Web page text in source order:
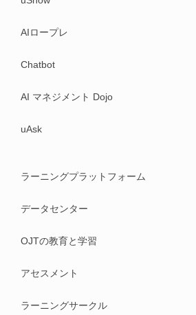
AIロープレ
Chatbot
AI マネジメント Dojo
uAsk
ラーニングプラットフォーム
データセンター
OJTの教育と学習
アセスメント
ラーニングサークル